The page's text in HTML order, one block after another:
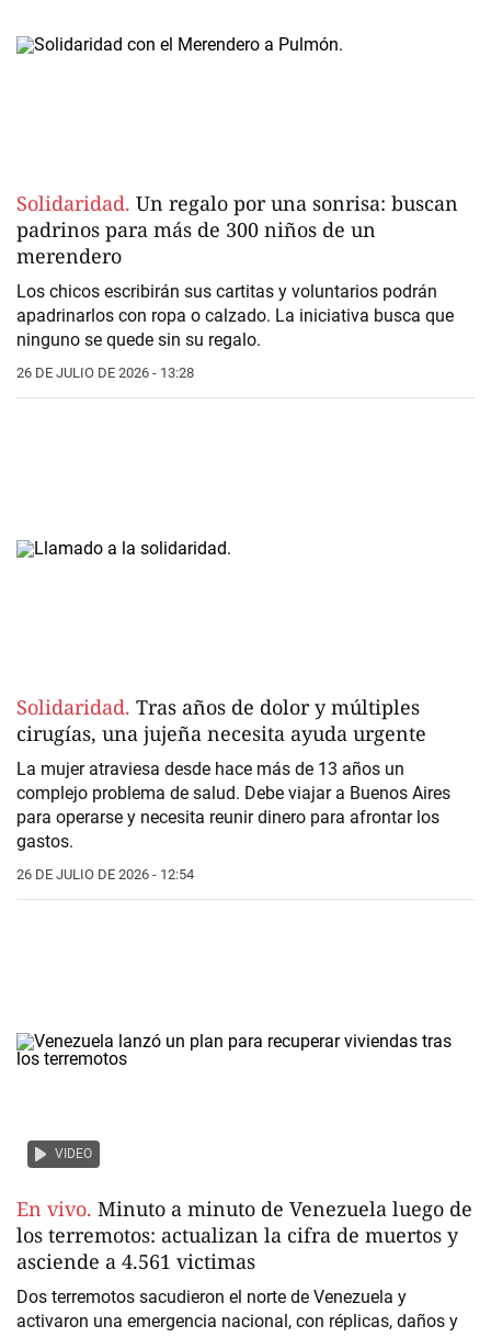
Solidaridad. Un regalo por una sonrisa: buscan
padrinos para más de 300 niños de un
merendero
Los chicos escribirán sus cartitas y voluntarios podrán
apadrinarlos con ropa o calzado. La iniciativa busca que
ninguno se quede sin su regalo.
26 DE JULIO DE 2026 - 13:28
Solidaridad. Tras años de dolor y múltiples
cirugías, una jujeña necesita ayuda urgente
La mujer atraviesa desde hace más de 13 años un
complejo problema de salud. Debe viajar a Buenos Aires
para operarse y necesita reunir dinero para afrontar los
gastos.
26 DE JULIO DE 2026 - 12:54
VIDEO
En vivo. Minuto a minuto de Venezuela luego de
los terremotos: actualizan la cifra de muertos y
asciende a 4.561 victimas
Dos terremotos sacudieron el norte de Venezuela y
activaron una emergencia nacional, con réplicas, daños y